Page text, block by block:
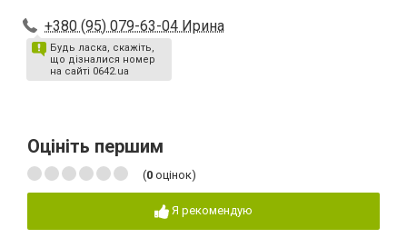
+380 (95) 079-63-04 Ирина
Будь ласка, скажіть,
що дізналися номер
на сайті 0642.ua
Оцініть першим
(0 оцінок)
Я рекомендую